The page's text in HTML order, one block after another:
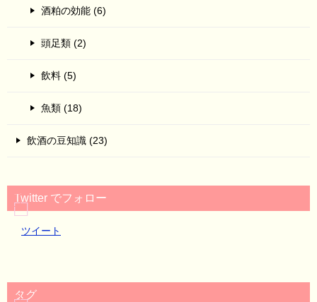
酒粕の効能 (6)
頭足類 (2)
飲料 (5)
魚類 (18)
飲酒の豆知識 (23)
Twitter でフォロー
ツイート
タグ